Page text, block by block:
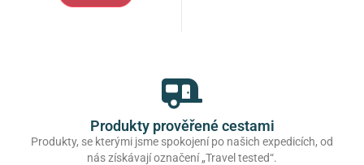
Produkty prověřené cestami
Produkty, se kterými jsme spokojení po našich expedicích, od
nás získávají označení „Travel tested“.